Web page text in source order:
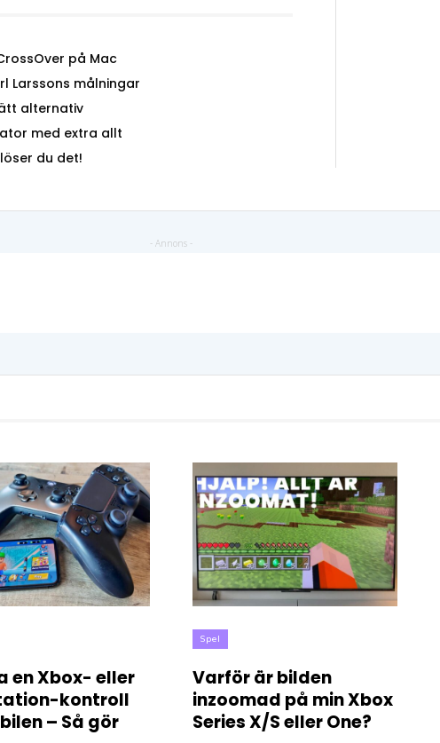
på Mac
Larssons målningar
alternativ
med extra allt
du det!
en Xbox- eller
kontroll
– Så gör
Spel
Varför är bilden
inzoomad på min Xbox
Series X/S eller One?